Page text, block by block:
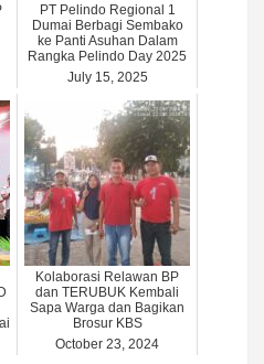
PT Pelindo Regional 1
Dumai Berbagi Sembako
ke Panti Asuhan Dalam
Rangka Pelindo Day 2025
July 15, 2025
Kolaborasi Relawan BP
dan TERUBUK Kembali
Sapa Warga dan Bagikan
Brosur KBS
October 23, 2024